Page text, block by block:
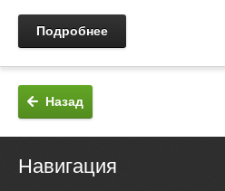
Подробнее
Назад
Навигация